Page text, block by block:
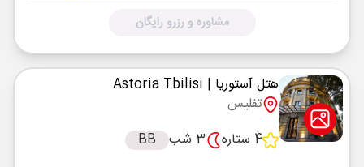
مشاوره و رزرو رایگان
هتل آستوریا | Astoria Tbilisi
تفلیس
4 ستاره
3 شب BB